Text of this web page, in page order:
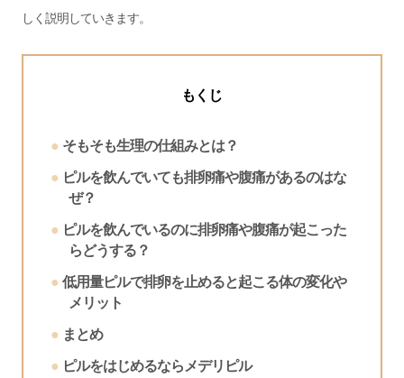
しく説明していきます。
もくじ
そもそも生理の仕組みとは？
ピルを飲んでいても排卵痛や腹痛があるのはな
ぜ？
ピルを飲んでいるのに排卵痛や腹痛が起こった
らどうする？
低用量ピルで排卵を止めると起こる体の変化や
メリット
まとめ
ピルをはじめるならメデリピル